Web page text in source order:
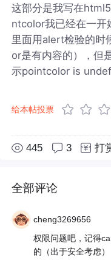
这部分是我写在
ntcolor我已经在一开
里面用alert检验的时
or是有内容的），但
示pointcolor is
给本帖投票
445 3 打
全部评论
cheng3269656
权限问题吧，记得
的（出于安全考虑）